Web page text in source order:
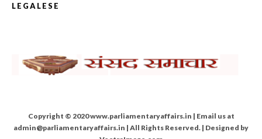
LEGALESE
Copyright © 2020 www.parliamentaryaffairs.in | Email us at
admin@parliamentaryaffairs.in | All Rights Reserved. | Designed by